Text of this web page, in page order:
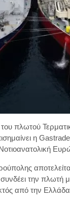
του πλωτού
η
την
από την Ελλάδα